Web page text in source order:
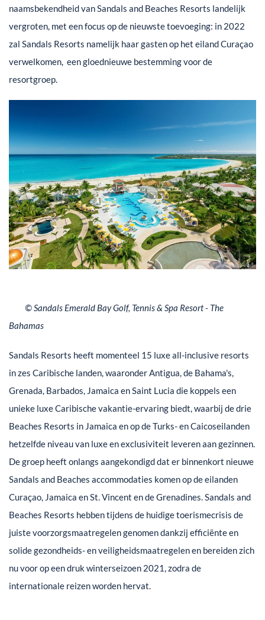
naamsbekendheid van Sandals and Beaches Resorts landelijk
vergroten, met een focus op de nieuwste toevoeging: in 2022
zal Sandals Resorts namelijk haar gasten op het eiland Curaçao
verwelkomen, een gloednieuwe bestemming voor de
resortgroep.
© Sandals Emerald Bay Golf, Tennis & Spa Resort - The
Bahamas
Sandals Resorts heeft momenteel 15 luxe all-inclusive resorts
in zes Caribische landen, waaronder Antigua, de Bahama's,
Grenada, Barbados, Jamaica en Saint Lucia die koppels een
unieke luxe Caribische vakantie-ervaring biedt, waarbij de drie
Beaches Resorts in Jamaica en op de Turks- en Caicoseilanden
hetzelfde niveau van luxe en exclusiviteit leveren aan gezinnen.
De groep heeft onlangs aangekondigd dat er binnenkort nieuwe
Sandals and Beaches accommodaties komen op de eilanden
Curaçao, Jamaica en St. Vincent en de Grenadines. Sandals and
Beaches Resorts hebben tijdens de huidige toerismecrisis de
juiste voorzorgsmaatregelen genomen dankzij efficiënte en
solide gezondheids- en veiligheidsmaatregelen en bereiden zich
nu voor op een druk winterseizoen 2021, zodra de
internationale reizen worden hervat.